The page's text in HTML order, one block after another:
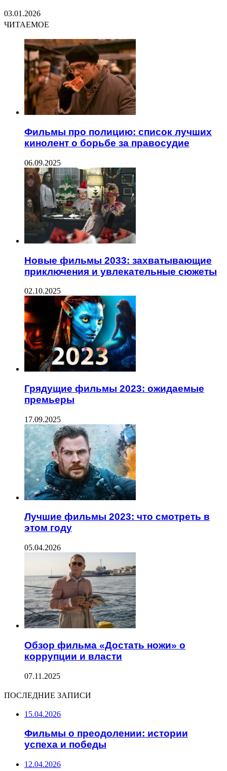
03.01.2026
ЧИТАЕМОЕ
Фильмы про полицию: список лучших
кинолент о борьбе за правосудие
06.09.2025
Новые фильмы 2033: захватывающие
приключения и увлекательные сюжеты
02.10.2025
Грядущие фильмы 2023: ожидаемые
премьеры
17.09.2025
Лучшие фильмы 2023: что смотреть в
этом году
05.04.2026
Обзор фильма «Достать ножи» о
коррупции и власти
07.11.2025
ПОСЛЕДНИЕ ЗАПИСИ
15.04.2026
Фильмы о преодолении: истории
успеха и победы
12.04.2026